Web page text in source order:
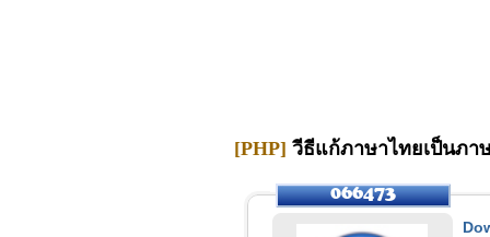
[PHP] วีธีแก้ภาษาไทยเป็นภา